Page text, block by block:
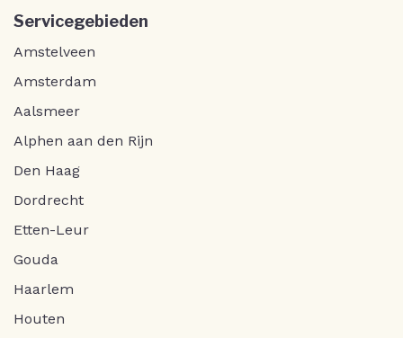
Servicegebieden
Amstelveen
Amsterdam
Aalsmeer
Alphen aan den Rijn
Den Haag
Dordrecht
Etten-Leur
Gouda
Haarlem
Houten